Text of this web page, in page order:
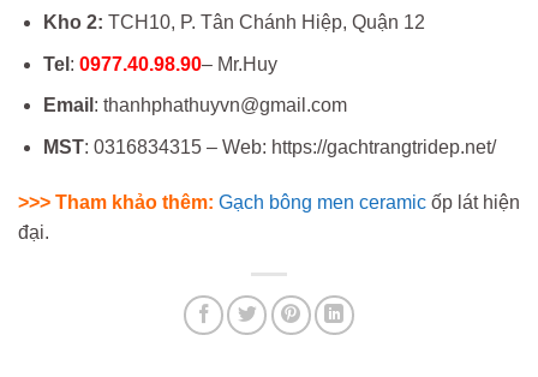
Kho 2: TCH10, P. Tân Chánh Hiệp, Quận 12
Tel : 0977.40.98.90– Mr.Huy
Email : thanhphathuyvn@gmail.com
MST: 0316834315 – Web: https://gachtrangtridep.net/
>>> Tham khảo thêm: Gạch bông men ceramic ốp lát hiện
đại.